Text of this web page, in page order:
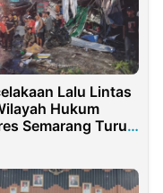
Lalu Lintas
Hukum
Semarang Turun